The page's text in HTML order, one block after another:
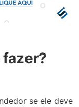
se ele deve